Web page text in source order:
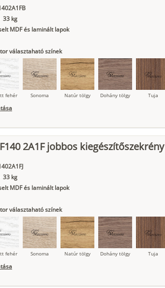
33 kg
MDF és laminált lapok
választaható színek
fehér Sonoma Natúr tölgy Dohány tölgy Tuja
krém Kasmír Kőszürke Nádzöld Füstös zöld
2A1F jobbos kiegészítőszekrény
33 kg
MDF és laminált lapok
választaható színek
fehér Sonoma Natúr tölgy Dohány tölgy Tuja